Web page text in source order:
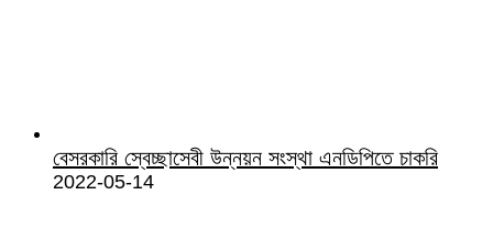
বেসরকারি স্বেচ্ছাসেবী উন্নয়ন সংস্থা এনডিপিতে চাকরি
2022-05-14